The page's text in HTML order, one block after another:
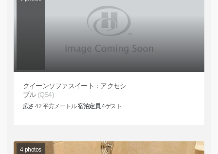
クイーンソファスイート：アクセシ
ブル (QS4)
広さ 42 平方メートル宿泊定員 4ゲスト
4 photos